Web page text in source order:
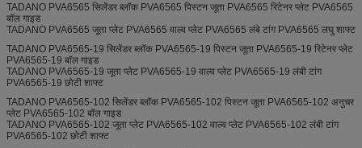
TADANO PVA6565 सिलेंडर ब्लॉक PVA6565 पिस्टन जूता PVA6565 रिटेनर प्लेट PVA6565
बॉल गाइड
TADANO PVA6565 जूता प्लेट PVA6565 वाल्व प्लेट PVA6565 लंबे टांग PVA6565 लघु शाफ्ट
TADANO PVA6565-19 सिलेंडर ब्लॉक PVA6565-19 पिस्टन जूता PVA6565-19 रिटेनर प्लेट
PVA6565-19 बॉल गाइड
TADANO PVA6565-19 जूता प्लेट PVA6565-19 वाल्व प्लेट PVA6565-19 लंबी टांग
PVA6565-19 छोटी शाफ्ट
TADANO PVA6565-102 सिलेंडर ब्लॉक PVA6565-102 पिस्टन जूता PVA6565-102 अनुचर
प्लेट PVA6565-102 बॉल गाइड
TADANO PVA6565-102 जूता प्लेट PVA6565-102 वाल्व प्लेट PVA6565-102 लंबी टांग
PVA6565-102 छोटी शाफ्ट